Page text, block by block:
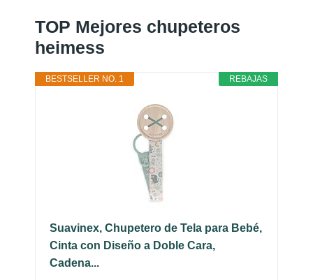
TOP Mejores chupeteros
heimess
REBAJAS
BESTSELLER NO. 1
Suavinex, Chupetero de Tela para Bebé,
Cinta con Diseño a Doble Cara,
Cadena...